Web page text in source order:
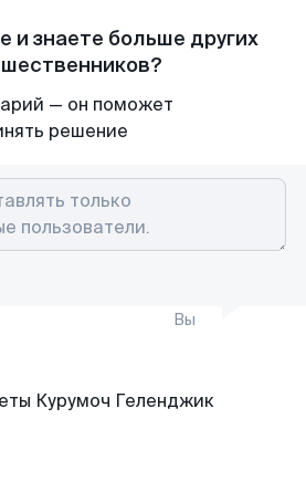
и знаете больше других
— он поможет
решение
Вы